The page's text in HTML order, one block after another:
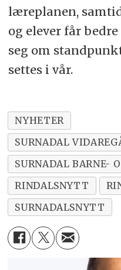
læreplanen,
og elever får
seg om
settes i vår.
NYHETER
SURNADAL
SURNADAL BARNE-
RINDALSNYTT
SURNADALSNYTT